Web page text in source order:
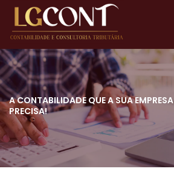
A CONTABILIDADE QUEA SUA EMPRESA
PRECISA!